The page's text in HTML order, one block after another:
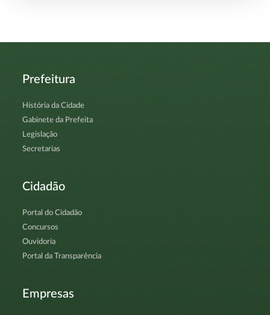
Prefeitura
História da Cidade
Gabinete da Prefeita
Legislação
Secretarias
Cidadão
Portal do Cidadão
Concursos
Ouvidoria
Portal da Transparência
Empresas